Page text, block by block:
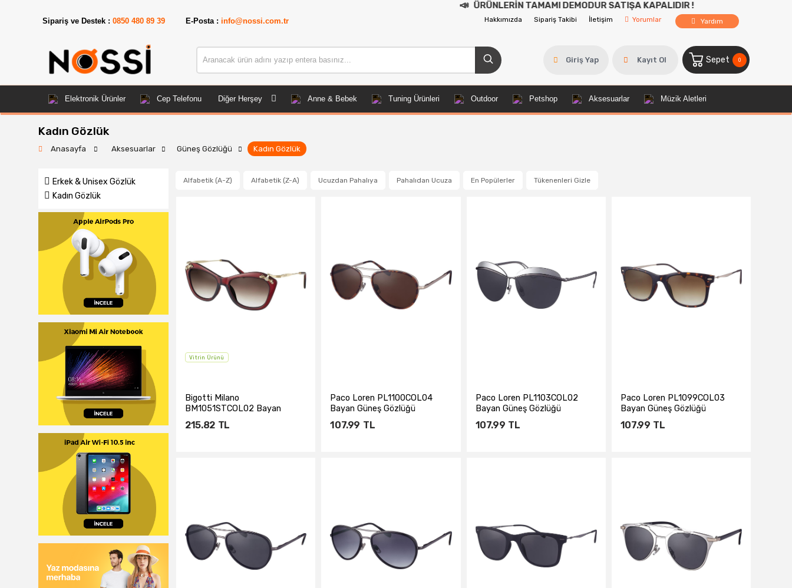
ÜRÜNLERİN TAMAMI DEMODUR SATIŞA KAPALIDIR !
Sipariş ve Destek : 0850 480 89 39 E-Posta :info@nossi.com.tr Hakkımızda Sipariş Takibi İletişim Yorumlar Yardım
Giriş Yap Kayıt Ol Sepet 0
Elektronik Ürünler Cep Telefonu Diğer Herşey Anne & Bebek Tuning Ürünleri Outdoor Petshop Aksesuarlar Müzik Aletleri
Kadın Gözlük
Anasayfa Aksesuarlar Güneş Gözlüğü Kadın Gözlük
Erkek & Unisex Gözlük
Kadın Gözlük
Alfabetik (A-Z) Alfabetik (Z-A) Ucuzdan Pahalıya Pahalıdan Ucuza En Popülerler Tükenenleri Gizle
Vitrin Ürünü
Bigotti Milano
BM1051STCOL02 Bayan
Güneş Gözlüğü
215.82 TL
Paco Loren PL1100COL04
Bayan Güneş Gözlüğü
107.99 TL
Paco Loren PL1103COL02
Bayan Güneş Gözlüğü
107.99 TL
Paco Loren PL1099COL03
Bayan Güneş Gözlüğü
107.99 TL